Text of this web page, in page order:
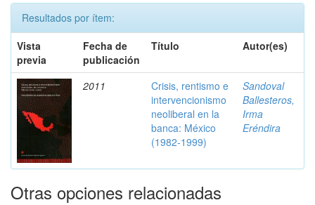
Resultados por ítem:
Vista
previa
Fecha de
publicación
Título Autor(es)
2011
Crisis, rentismo e
intervencionismo
neoliberal en la
banca: México
(1982-1999)
Sandoval
Ballesteros,
Irma
Eréndira
Otras opciones relacionadas